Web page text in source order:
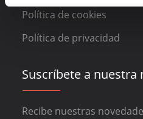
Política de cookies
Política de privacidad
Suscríbete a nuestra
Recibe nuestras